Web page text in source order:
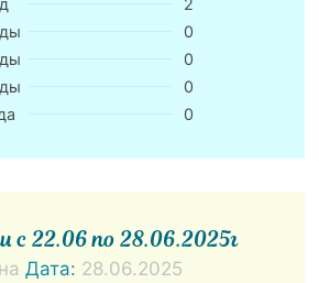
0
0
0
0
с 22.06 по 28.06.2025г
Дата: 28.06.2025